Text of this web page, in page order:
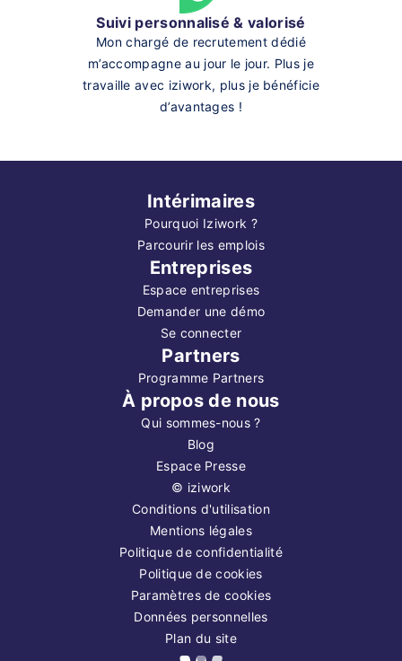
Suivi personnalisé & valorisé
Mon chargé de recrutement dédié
m’accompagne au jour le jour. Plus je
travaille avec iziwork, plus je bénéficie
d’avantages !
Intérimaires
Pourquoi Iziwork ?
Parcourir les emplois
Entreprises
Espace entreprises
Demander une démo
Se connecter
Partners
Programme Partners
À propos de nous
Qui sommes-nous ?
Blog
Espace Presse
© iziwork
Conditions d'utilisation
Mentions légales
Politique de confidentialité
Politique de cookies
Paramètres de cookies
Données personnelles
Plan du site